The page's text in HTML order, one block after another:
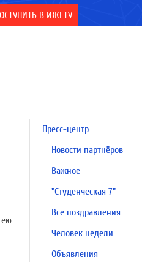
В ИЖГТУ
Пресс-центр
Новости партнёров
Важное
"Студенческая 7"
Все поздравления
Человек недели
Объявления